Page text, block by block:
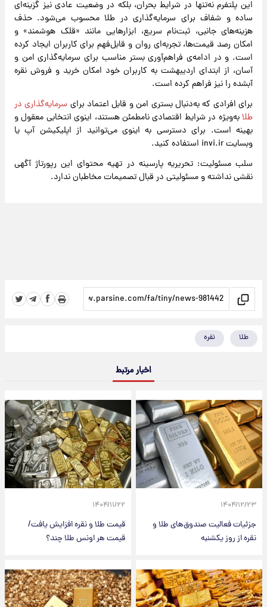
این پلتفرم نه‌تنها در شرایط بحران، بلکه در وضعیت عادی نیز گزینه‌ای
ساده و شفاف برای سرمایه‌گذاری در طلا محسوب می‌شود. حذف
هزینه‌های جانبی، ثبت‌نام سریع، ابزارهایی مانند «قلک هوشمند» و
امکان رصد قیمت‌ها، تجربه‌ای روان و قابل‌فهم برای کاربران ایجاد کرده
است. و در ادامه‌ی فراهم‌آوری بستر مناسب برای سرمایه‌گذاری امن و
آسان، از ابتدای اردیبهشت به کاربران خود امکان خرید و فروش نقره
آبشده را نیز فراهم کرده‌ است.
برای افرادی که به‌دنبال بستری امن و قابل اعتماد برای سرمایه‌گذاری در
طلابه‌ویژه در شرایط اقتصادی نامطمئن هستند، اینوی انتخابی معقول و
بهینه است. برای دسترسی به اینوی می‌توانید از اپلیکیشن آپ یا
وبسایت invi.ir استفاده کنید.
سلب مسئولیت: تحریریه پارسینه در تهیه محتوای این رپورتاژ آگهی
نقشی نداشته و مسئولیتی در قبال تصمیمات مخاطبان ندارد.
طلا نقره
اخبار مرتبط
۱۴۰۴/۱۲/۲۳
جزئیات فعالیت صندوق‌های طلا و
نقره از روز یکشنبه
۱۴۰۴/۱۱/۲۲
قیمت طلا و نقره افزایش یافت/
قیمت هر اونس طلا چند؟